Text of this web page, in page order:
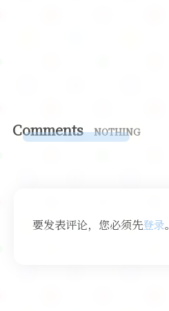
Comments NOTHING
要发表评论，您必须先登录。